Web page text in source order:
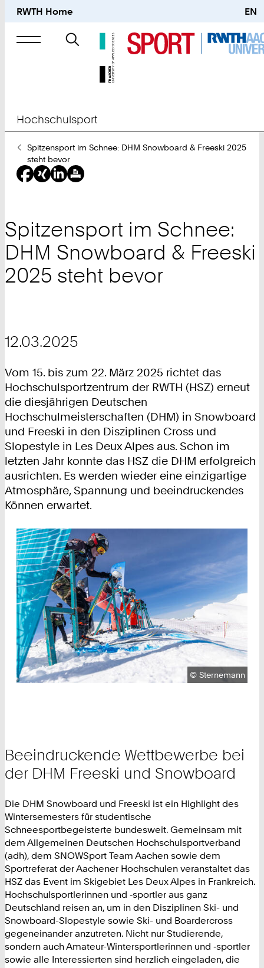
RWTH Home EN
Suche
nach
Hochschulsport
Sie
sind
hier:
Spitzensport im Schnee: DHM Snowboard & Freeski 2025
steht bevor
Spitzensport im Schnee:
DHM Snowboard & Freeski
2025 steht bevor
12.03.2025
Vom 15. bis zum 22. März 2025 richtet das
Hochschulsportzentrum der RWTH (HSZ) erneut
die diesjährigen Deutschen
Hochschulmeisterschaften (DHM) in Snowboard
und Freeski in den Disziplinen Cross und
Slopestyle in Les Deux Alpes aus. Schon im
letzten Jahr konnte das HSZ die DHM erfolgreich
ausrichten. Es werden wieder eine einzigartige
Atmosphäre, Spannung und beeindruckendes
Können erwartet.
Urheberrecht:
©Sternemann
Beeindruckende Wettbewerbe bei
der DHM Freeski und Snowboard
Die DHM Snowboard und Freeski ist ein Highlight des
Wintersemesters für studentische
Schneesportbegeisterte bundesweit. Gemeinsam mit
dem Allgemeinen Deutschen Hochschulsportverband
(adh), dem SNOWSport Team Aachen sowie dem
Sportreferat der Aachener Hochschulen veranstaltet das
HSZ das Event im Skigebiet Les Deux Alpes in Frankreich.
Hochschulsportlerinnen und ‑sportler aus ganz
Deutschland reisen an, um in den Disziplinen Ski- und
Snowboard-Slopestyle sowie Ski- und Boardercross
gegeneinander anzutreten. Nicht nur Studierende,
sondern auch Amateur-Wintersportlerinnen und ‑sportler
sowie alle Interessierten sind herzlich eingeladen, die